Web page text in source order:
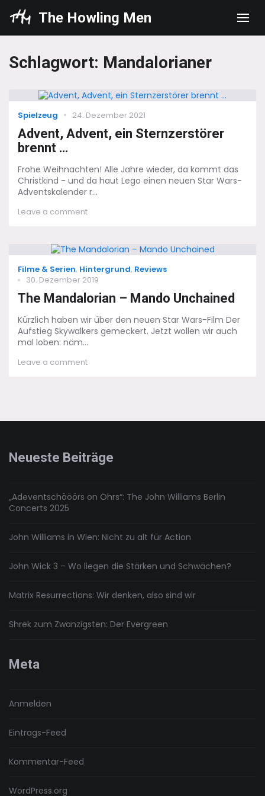
The Howling Men
Schlagwort: Mandalorianer
Categories
Spielzeug
Posted
24. Dezember 2021
Advent, Advent, ein Sternzerstörer
brennt …
Frohe Weihnachten! Alle Jahre wieder, da kommt das
Christkind - und da haut Lego einen neuen Star Wars-
Adventskalender r...
Leave a commenton
Sternzerstörer
brennt
…
Categories
Filme & Serien, Hintergrund, Reviews
Posted
on
30. Dezember 2019
The Mandalorian – Mando Unchained
Kürzlich haben wir über den neuen Star Wars-Film Der
Aufstieg Skywalkers gemeckert. Jetzt wollen wir auch
mal loben: näm...
Leave a commenton
Neueste Beiträge
„Adeventschööörs on Öhrs“: The John Williams Berlin
Concerts 2025
John Williams in Wien: Nicht zu alt für Action
John Wick 3 – Wo liegen die Stärken und Schwächen?
Matrix Resurrections: Wir denken, also sind wir
Shrek zum Zwanzigsten: Der Evergreen
Meta
Anmelden
Eintrags-Feed
Kommentar-Feed
WordPress.org